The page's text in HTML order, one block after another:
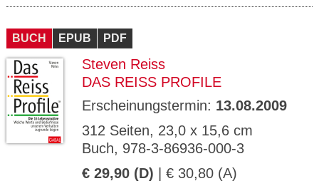
BUCH EPUB PDF
Steven Reiss
DAS REISS PROFILE
Erscheinungstermin: 13.08.2009
312 Seiten, 23,0 x 15,6 cm
Buch, 978-3-86936-000-3
€ 29,90 (D) | € 30,80 (A)